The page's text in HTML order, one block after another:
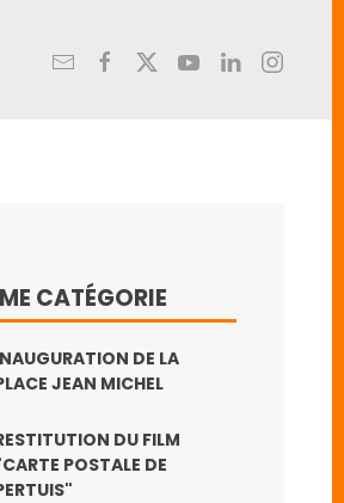
CATÉGORIE
DE LA
JEAN MICHEL
DU FILM
POSTALE DE